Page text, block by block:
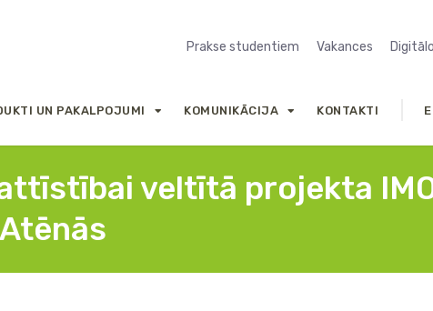
Prakse studentiem Vakances
UN PAKALPOJUMI KOMUNIKĀCIJA KONTAKTI
veltītā projekta